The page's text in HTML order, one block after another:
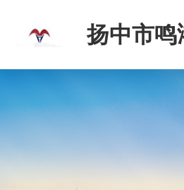
扬中市鸣